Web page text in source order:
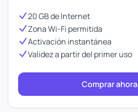
20 GB de Internet
Zona Wi-Fi permitida
Activación instantánea
Validez a partir del primer uso
Comprar ahora